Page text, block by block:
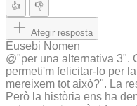
👍 👎
Afegir resposta
Eusebi Nomen
@"per una alternativa 3".
permeti'm felicitar-lo per
mereixem tot això?". La
Però la història ens ha